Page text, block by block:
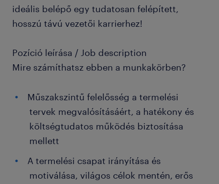
ideális belépő egy tudatosan felépített,
hosszú távú vezetői karrierhez!
Pozíció leírása / Job description
Mire számíthatsz ebben a munkakörben?
Műszakszintű felelősség a termelési
tervek megvalósításáért, a hatékony és
költségtudatos működés biztosítása
mellett
A termelési csapat irányítása és
motiválása, világos célok mentén, erős